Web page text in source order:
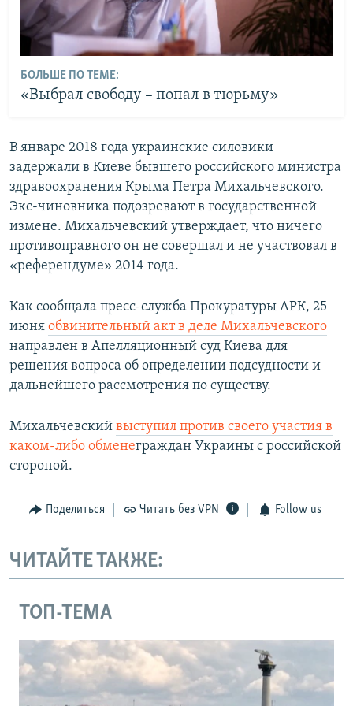
БОЛЬШЕ ПО ТЕМЕ:
«Выбрал свободу – попал в тюрьму»
В январе 2018 года украинские силовики
задержали в Киеве бывшего российского министра
здравоохранения Крыма Петра Михальчевского.
Экс-чиновника подозревают в государственной
измене. Михальчевский утверждает, что ничего
противоправного он не совершал и не участвовал в
«референдуме» 2014 года.
Как сообщала пресс-служба Прокуратуры АРК, 25
июня обвинительный акт в деле Михальчевского
направлен в Апелляционный суд Киева для
решения вопроса об определении подсудности и
дальнейшего рассмотрения по существу.
Михальчевский выступил против своего участия в
каком-либо обменеграждан Украины с российской
стороной.
Поделиться Читать без VPN Follow us
ЧИТАЙТЕ ТАКЖЕ:
ТОП-ТЕМА